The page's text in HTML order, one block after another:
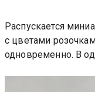
Распускается
с цветами
одновременно. В